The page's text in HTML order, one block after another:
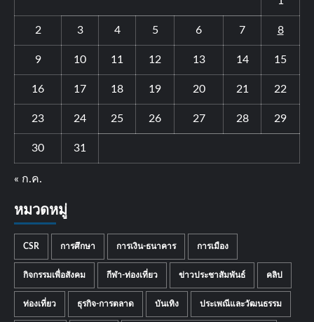
2 3 4 5 6 7 8
9 10 11 12 13 14 15
16 17 18 19 20 21 22
23 24 25 26 27 28 29
30 31
« ก.ค.
หมวดหมู่
CSR การศึกษา การเงิน-ธนาคาร การเมือง
กิจกรรมเพื่อสังคม กีฬา-ท่องเที่ยว ข่าวประชาสัมพันธ์ คลิป
ท่องเที่ยว ธุรกิจ-การตลาด บันเทิง ประเพณีและวัฒนธรรม